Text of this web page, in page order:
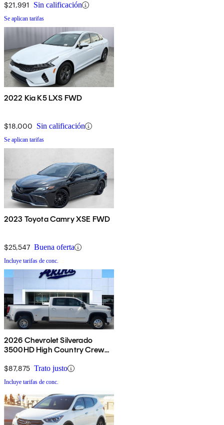
$21,991 Sin calificación
Se aplican tarifas
2022 Kia K5 LXS FWD
$18,000 Sin calificación
Se aplican tarifas
2023 Toyota Camry XSE FWD
$25,547 Buena oferta
Incluye tarifas de conc.
2026 Chevrolet Silverado
3500HD High Country Crew
$87,875 Trato justo
Incluye tarifas de conc.